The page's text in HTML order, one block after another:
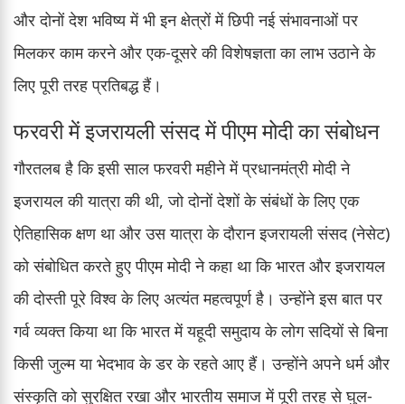
और दोनों देश भविष्य में भी इन क्षेत्रों में छिपी नई संभावनाओं पर
मिलकर काम करने और एक-दूसरे की विशेषज्ञता का लाभ उठाने के
लिए पूरी तरह प्रतिबद्ध हैं।
फरवरी में इजरायली संसद में पीएम मोदी का संबोधन
गौरतलब है कि इसी साल फरवरी महीने में प्रधानमंत्री मोदी ने
इजरायल की यात्रा की थी, जो दोनों देशों के संबंधों के लिए एक
ऐतिहासिक क्षण था और उस यात्रा के दौरान इजरायली संसद (नेसेट)
को संबोधित करते हुए पीएम मोदी ने कहा था कि भारत और इजरायल
की दोस्ती पूरे विश्व के लिए अत्यंत महत्वपूर्ण है। उन्होंने इस बात पर
गर्व व्यक्त किया था कि भारत में यहूदी समुदाय के लोग सदियों से बिना
किसी जुल्म या भेदभाव के डर के रहते आए हैं। उन्होंने अपने धर्म और
संस्कृति को सुरक्षित रखा और भारतीय समाज में पूरी तरह से घुल-